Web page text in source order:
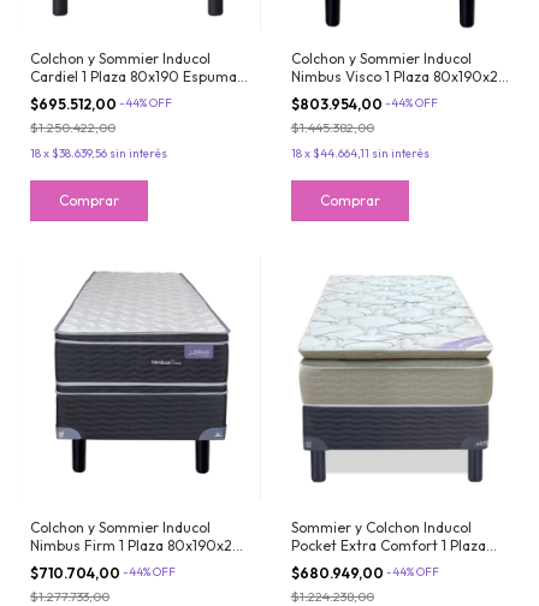
Colchon y Sommier Inducol
Cardiel 1 Plaza 80x190 Espuma
de Alta Densidad y Espuma
Inteligente
$695.512,00 -44%OFF
$1.250.422,00
18x $38.639,56 sin interés
Colchon y Sommier Inducol
Nimbus Visco 1 Plaza 80x190x26
de Espuma Doble Pillow
Viscoelastico
$803.954,00 -44%OFF
$1.445.382,00
18x $44.664,11 sin interés
Colchon y Sommier Inducol
Nimbus Firm 1 Plaza 80x190x26
Espuma de Alta Densidad Doble
Pillow
$710.704,00 -44%OFF
$1.277.733,00
Sommier y Colchon Inducol
Pocket Extra Comfort 1 Plaza
80x190x24 De Resortes con
PillowTop
$680.949,00 -44%OFF
$1.224.238,00